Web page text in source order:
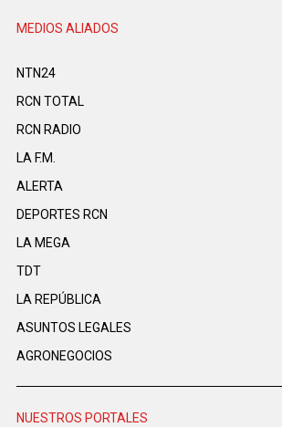
MEDIOS ALIADOS
NTN24
RCN TOTAL
RCN RADIO
LA F.M.
ALERTA
DEPORTES RCN
LA MEGA
TDT
LA REPÚBLICA
ASUNTOS LEGALES
AGRONEGOCIOS
NUESTROS PORTALES